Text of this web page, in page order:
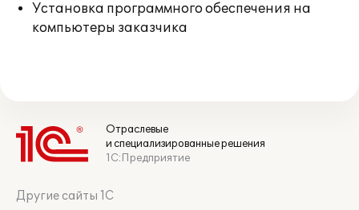
Установка программного обеспечения на
компьютеры заказчика
Отраслевые
и специализированные решения
1С:Предприятие
Другие сайты 1С